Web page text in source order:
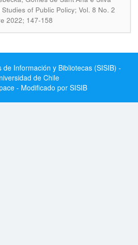
of Public Policy; Vol. 8 No. 2
2022; 147-158
de Información y Bibliotecas (SISIB) -
de Chile
- Modificado por SISIB